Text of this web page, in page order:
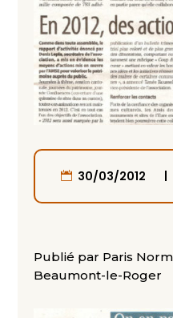
30/03/2012 |
Publié par Paris
Beaumont-le-Roger